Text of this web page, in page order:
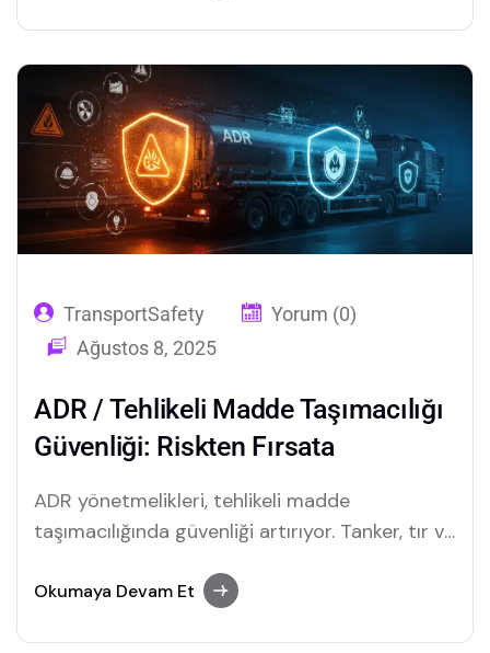
TransportSafety
Yorum (0)
Ağustos 8, 2025
ADR / Tehlikeli Madde Taşımacılığı
Güvenliği: Riskten Fırsata
ADR yönetmelikleri, tehlikeli madde
taşımacılığında güvenliği artırıyor. Tanker, tır ve
teknolojileri ve dijital dönüşüm kritik rol
Okumaya Devam Et